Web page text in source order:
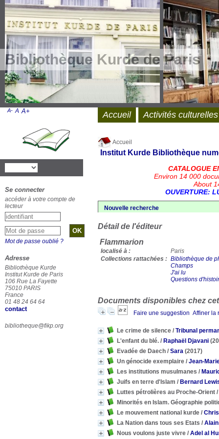
Bibliothèque Kurde de Paris
Accueil
Institut Kurde Bibliothèque
CATALOGUE
Environ 14 000
About
OUVERTURE:
Nouvelle recherche
Détail de l'éditeur
Flammarion
localisé à :
Paris
Collections rattachées : Bibliothèque de
Champs
J'ai lu
Questions
Documents disponibles chez
Faire une suggestion Affiner la
Le crime de silence / Tribunal
L'enfant du blé. / Raphaël Djavani
Evadée de Daech / Sara (2017)
Un génocide exemplaire / Jean-
Les institutions musulmanes /
Juifs en terre d'Islam / Bernard
Luttes pétrolières au Proche-Orient /
Minorités en Islam. Géographie
Le mouvement national kurde /
La Nation dans tous ses Etats /
Nous voulons juste vivre / Adel al
Accueil Activités culturelles
A- A A+
Se connecter
accéder à votre compte de
lecteur
Mot de passe oublié ?
Adresse
Bibliothèque Kurde
Institut Kurde de Paris
106 Rue La Fayette
75010 PARIS
France
01 48 24 64 64
contact
bibliotheque@fikp.org